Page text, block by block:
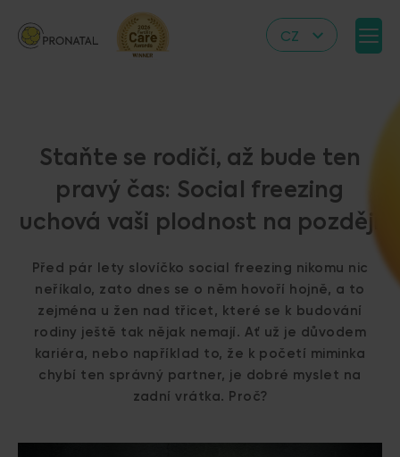
CZ
RS
HR
PL
FR
VN
Staňte se rodiči, až bude ten
pravý čas: Social freezing
uchová vaši plodnost na později
Před pár lety slovíčko social freezing nikomu nic
neříkalo, zato dnes se o něm hovoří hojně, a to
zejména u žen nad třicet, které se k budování
rodiny ještě tak nějak nemají. Ať už je důvodem
kariéra, nebo například to, že k početí miminka
chybí ten správný partner, je dobré myslet na
zadní vrátka. Proč?